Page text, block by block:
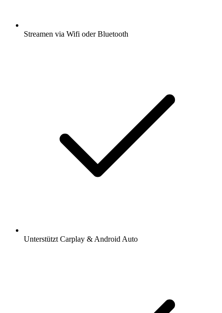
Streamen via Wifi oder Bluetooth
Unterstützt Carplay & Android Auto